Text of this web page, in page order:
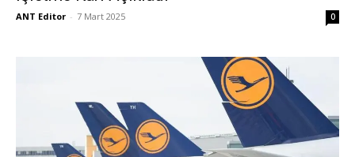
ANT Editor - 7 Mart 2025 0